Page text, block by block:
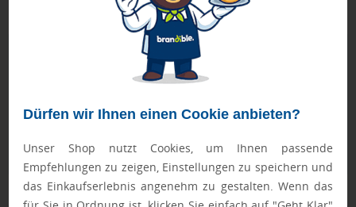
Dürfen wir Ihnen einen Cookie anbieten?
Unser Shop nutzt Cookies, um Ihnen passende
Empfehlungen zu zeigen, Einstellungen zu speichern und
das Einkaufserlebnis angenehm zu gestalten. Wenn das
Nur Produkte, die unserenQualitätscheck
Qualitätssicherung